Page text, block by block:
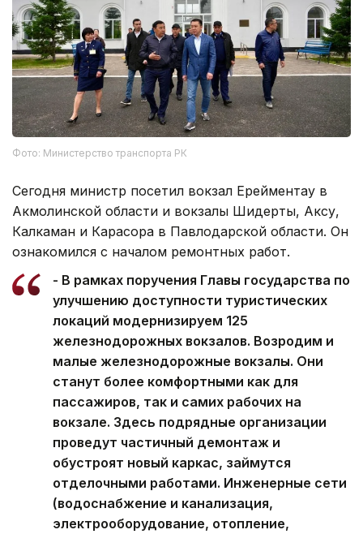
Фото: Министерство транспорта РК
Сегодня министр посетил вокзал Ерейментау в
Акмолинской области и вокзалы Шидерты, Аксу,
Калкаман и Карасора в Павлодарской области. Он
ознакомился с началом ремонтных работ.
- В рамках поручения Главы государства по
улучшению доступности туристических
локаций модернизируем 125
железнодорожных вокзалов. Возродим и
малые железнодорожные вокзалы. Они
станут более комфортными как для
пассажиров, так и самих рабочих на
вокзале. Здесь подрядные организации
проведут частичный демонтаж и
обустроят новый каркас, займутся
отделочными работами. Инженерные сети
(водоснабжение и канализация,
электрооборудование, отопление,